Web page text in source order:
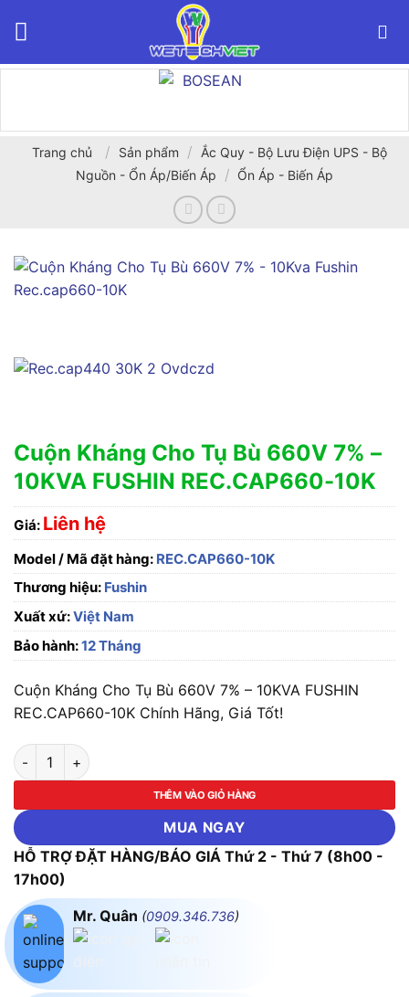
Trang chủ / Sản phẩm /
Ắc Quy - Bộ Lưu Điện UPS - Bộ
Nguồn - Ổn Áp/Biến Áp
/ Ổn Áp - Biến Áp
Cuộn Kháng Cho Tụ Bù 660V 7% –
10KVA FUSHIN REC.CAP660-10K
Giá: Liên hệ
Model / Mã đặt hàng: REC.CAP660-10K
Thương hiệu: Fushin
Xuất xứ:Việt Nam
Bảo hành:12 Tháng
Cuộn Kháng Cho Tụ Bù 660V 7% – 10KVA FUSHIN
REC.CAP660-10K Chính Hãng, Giá Tốt!
Cuộn Kháng Cho Tụ Bù 660V 7% - 10KVA FUSHIN
THÊM VÀO GIỎ HÀNG
MUA NGAY
HỖ TRỢ ĐẶT HÀNG/BÁO GIÁ Thứ 2 - Thứ 7 (8h00 -
17h00)
Mr. Quân (0909.346.736)